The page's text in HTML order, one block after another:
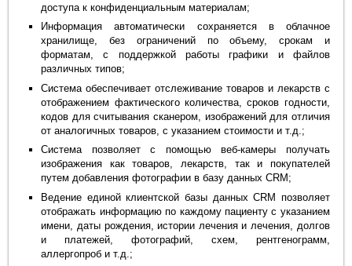
доступа к конфиденциальным материалам;
Информация автоматически сохраняется в облачное
хранилище, без ограничений по объему, срокам и
форматам, с поддержкой работы графики и файлов
различных типов;
Система обеспечивает отслеживание товаров и лекарств с
отображением фактического количества, сроков годности,
кодов для считывания сканером, изображений для отличия
от аналогичных товаров, с указанием стоимости и т.д.;
Система позволяет с помощью веб-камеры получать
изображения как товаров, лекарств, так и покупателей
путем добавления фотографии в базу данных CRM;
Ведение единой клиентской базы данных CRM позволяет
отображать информацию по каждому пациенту с указанием
имени, даты рождения, истории лечения и лечения, долгов
и платежей, фотографий, схем, рентгенограмм,
аллергопроб и т.д.;